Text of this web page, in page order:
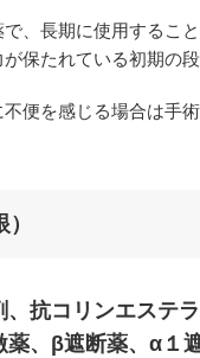
、長期に使用するこ
保たれている初期の段
便を感じる場合は手
抗コリンエステ
、β遮断薬、α１